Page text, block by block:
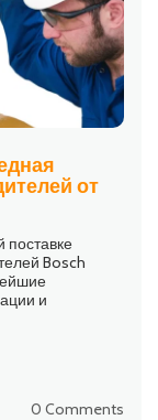
от
поставке
Bosch
и
0 Comments